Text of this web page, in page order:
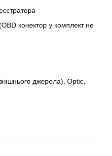
конектор у комплект не
джерела), Optic,